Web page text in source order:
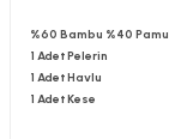
%60 Bambu %40
1 Adet Pelerin
1 Adet Havlu
1 Adet Kese